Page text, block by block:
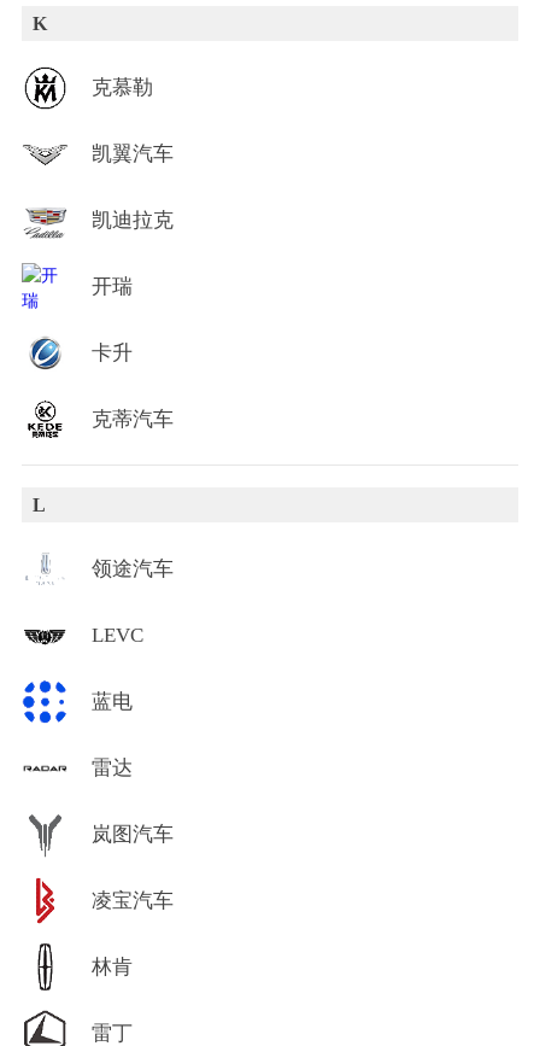
K
克慕勒
凯翼汽车
凯迪拉克
开瑞
卡升
克蒂汽车
L
领途汽车
LEVC
蓝电
雷达
岚图汽车
凌宝汽车
林肯
雷丁